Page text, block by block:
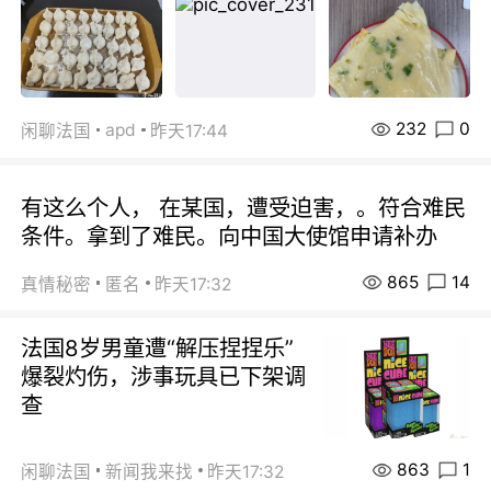
闲聊法国 apd 昨天17:44 232 0
有这么个人， 在某国，遭受迫害，。符合难民
条件。拿到了难民。向中国大使馆申请补办
真情秘密 匿名 昨天17:32 865 14
法国8岁男童遭“解压捏捏乐”
爆裂灼伤，涉事玩具已下架调
查
闲聊法国 新闻我来找 昨天17:32 863 1